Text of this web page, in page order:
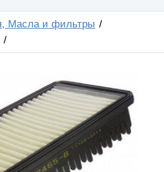
Масла и фильтры